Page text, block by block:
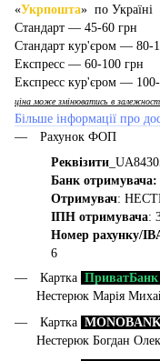
«Укрпошта» по Україні
Стандарт — 45-60 грн
Стандарт кур'єром — 80-
Експресс — 60-100 грн
Експресс кур'єром —
ціна може змінюватись в
Більше інформації про
Рахунок ФОП
Реквізити
Банк
Отримувач:
ІПН отримувача:
Номер рахунку/
6
Картка ПриватБанк
Нестерюк Марія
Картка MONOBANK
Нестерюк Богдан